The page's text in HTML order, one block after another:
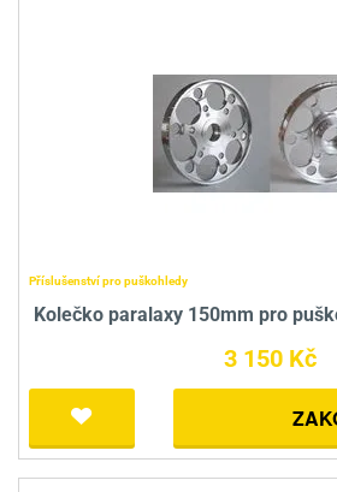
Příslušenství pro puškohledy
Kolečko paralaxy 150mm pro
3 150 Kč